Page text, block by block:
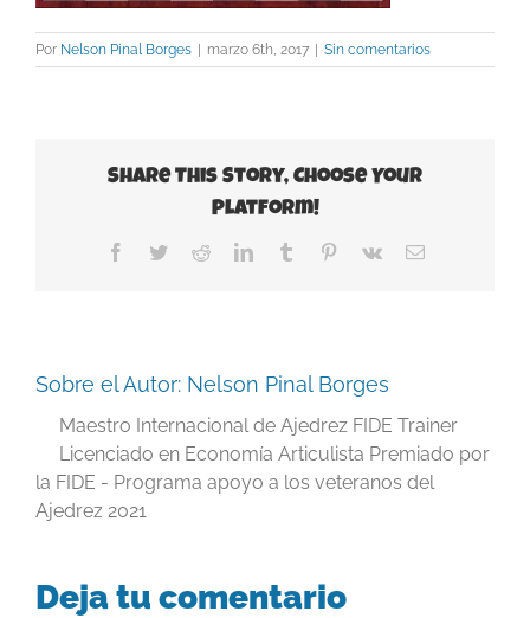
Por Nelson Pinal Borges | marzo 6th, 2017 | Sin comentarios
Share This Story, Choose Your
Platform!
Facebook
TwitterRedditLinkedInTumblr Pinterest
Vk
Correo
Sobre el Autor: Nelson Pinal Borges
Maestro Internacional de Ajedrez FIDE Trainer
Licenciado en Economía Articulista Premiado por
la FIDE - Programa apoyo a los veteranos del
Ajedrez 2021
Deja tu comentario